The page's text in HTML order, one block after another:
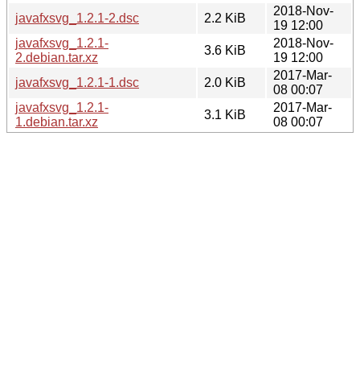
javafxsvg_1.2.1-2.dsc
2.2 KiB
2018-Nov-
19 12:00
javafxsvg_1.2.1-
2.debian.tar.xz
3.6 KiB
2018-Nov-
19 12:00
javafxsvg_1.2.1-1.dsc
2.0 KiB
2017-Mar-
08 00:07
javafxsvg_1.2.1-
1.debian.tar.xz
3.1 KiB
2017-Mar-
08 00:07